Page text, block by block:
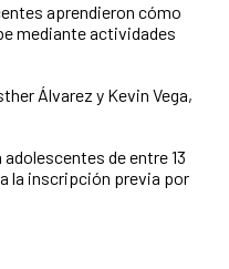
aprendieron cómo
mediante actividades
Álvarez y Kevin Vega,
de entre 13
la inscripción previa por